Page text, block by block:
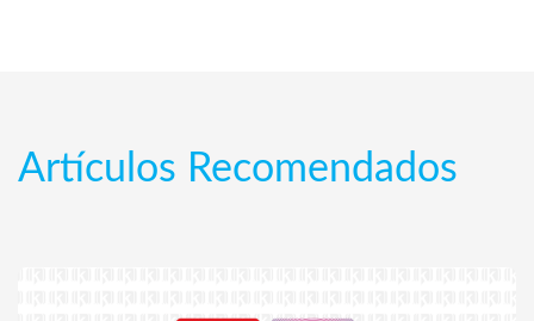
Artículos Recomendados